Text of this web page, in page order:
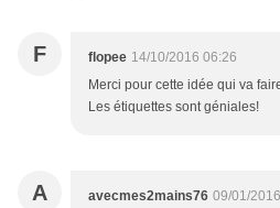
F flopee 14/10/2016 06:26
Merci pour cette idée qui va
Les étiquettes sont géniales!
A avecmes2mains76 09/01/